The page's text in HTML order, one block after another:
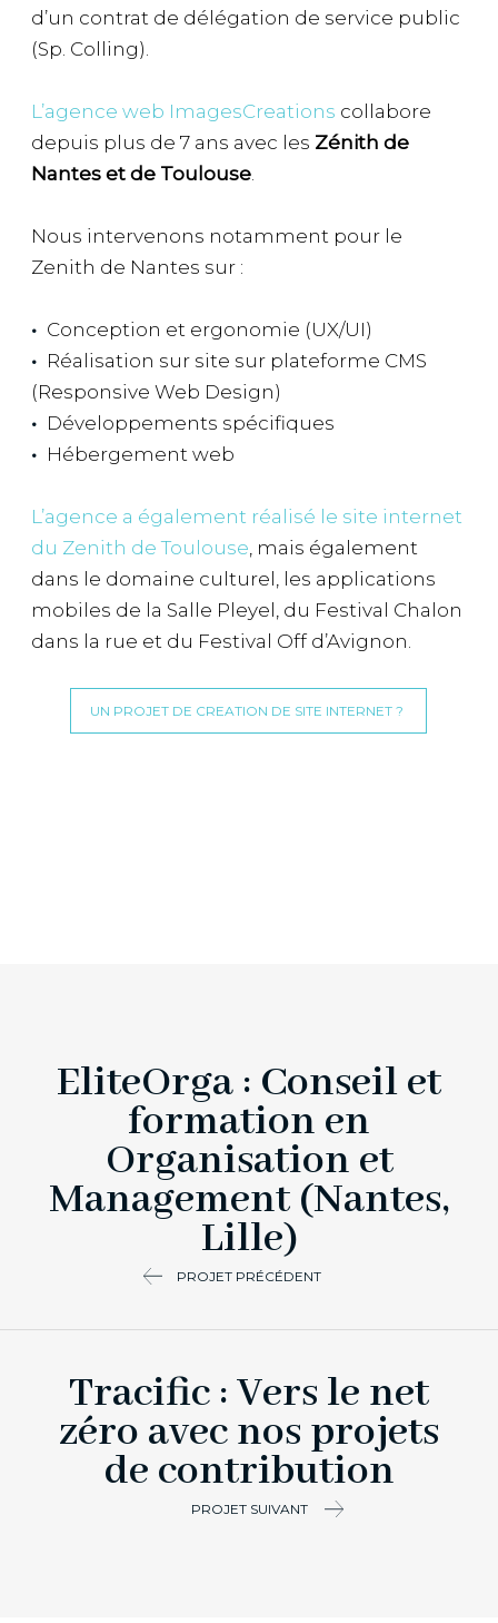
d’un contrat de délégation de service public
(Sp. Colling).
L’agence web ImagesCreations collabore
depuis plus de 7 ans avec les Zénith de
Nantes et de Toulouse.
Nous intervenons notamment pour le
Zenith de Nantes sur :
Conception et ergonomie (UX/UI)
Réalisation sur site sur plateforme CMS
(Responsive Web Design)
Développements spécifiques
Hébergement web
L’agence a également réalisé le site internet
du Zenith de Toulouse, mais également
dans le domaine culturel, les applications
mobiles de la Salle Pleyel, du Festival Chalon
dans la rue et du Festival Off d’Avignon.
UN PROJET DE CREATION DE SITE INTERNET ?
EliteOrga : Conseil et
formation en
Organisation et
Management (Nantes,
Lille)
PROJET PRÉCÉDENT
Tracific : Vers le net
zéro avec nos projets
de contribution
PROJET SUIVANT